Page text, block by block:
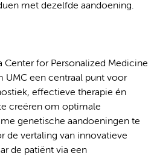
met dezelfde aandoening.
Center for Personalized Medicine
UMC een centraal punt voor
effectieve therapie én
creëren om optimale
genetische aandoeningen te
de vertaling van innovatieve
de patiënt via een